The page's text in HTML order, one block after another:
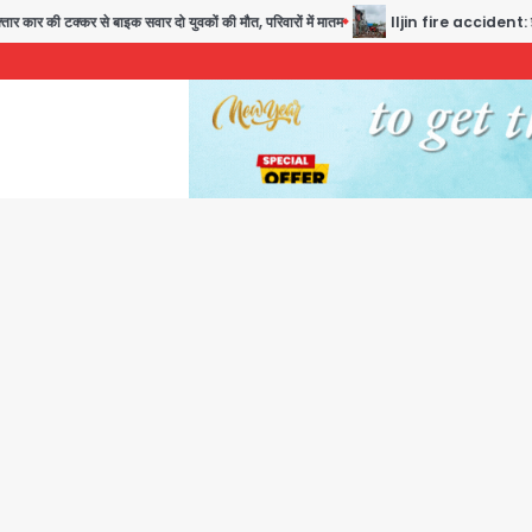
से बाइक सवार दो युवकों की मौत, परिवारों में मातम Iljin fire accident: इलजिन